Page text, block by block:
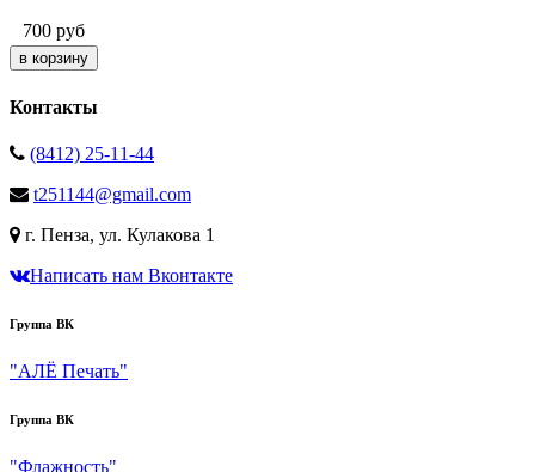
700 руб
Контакты
(8412) 25-11-44
t251144@gmail.com
г. Пенза, ул. Кулакова 1
Написать нам Вконтакте
Группа ВК
"АЛЁ Печать"
Группа ВК
"Флажность"